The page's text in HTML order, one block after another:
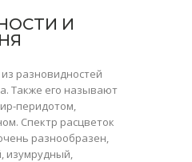
И
разновидностей
Также его называют
перидотом,
Спектр расцветок
разнообразен,
изумрудный,